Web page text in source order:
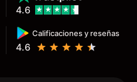
los
más
Calificaciones y reseñas
4.6
4.6